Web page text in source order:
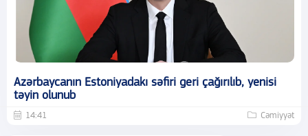
Azərbaycanın Estoniyadakı səfiri geri çağırılıb, yenisi
təyin olunub
14:41 Cəmiyyət